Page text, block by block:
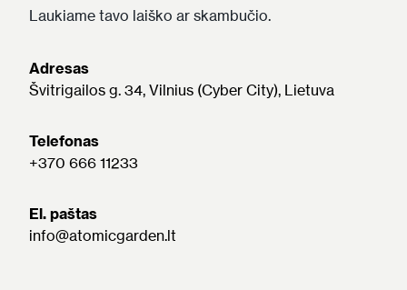
Laukiame tavo laiško ar skambučio.
Adresas
Švitrigailos g. 34, Vilnius (Cyber City), Lietuva
Telefonas
+370 666 11233
El. paštas
info@atomicgarden.lt